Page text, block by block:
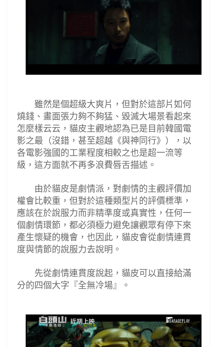
雖然是個超級大爽片，但對於這部片如何
燒錢 、畫面張力夠不夠猛、毀滅大場景看起來
怎麼樣云云，貓皮主觀地認為已是目前韓國電
影之最（沒錯，甚至超越《與神同行》），以
各電影強國的工業程度相較之也是超一流等
級，這方面就不再多浪費唇舌描述。
由於貓皮是劇情派，對劇情的主觀評價加
權會比較重，但對於這種類型片的評價標準，
應該在於說服力而非精準度或真實性，任何一
個劇情環節，都必須極力避免讓觀眾有停下來
產生懷疑的機會，也因此，貓皮會從劇情連貫
度與情節的說服力去說明。
先從劇情連貫度說起，貓皮可以直接給滿
分的四個大字 『全無冷場』 。